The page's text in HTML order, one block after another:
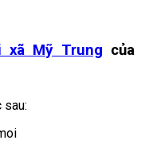
xã Mỹ Trung của
sau: